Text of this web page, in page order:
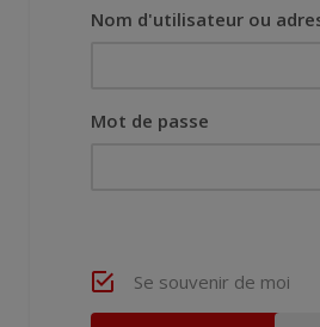
Nom d'utilisateur ou
Mot de passe
Se souvenir de moi